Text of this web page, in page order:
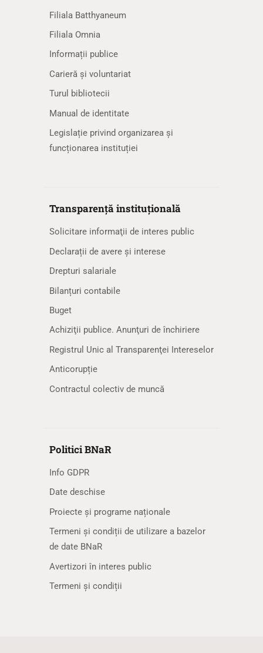
Filiala Batthyaneum
Filiala Omnia
Informații publice
Carieră și voluntariat
Turul bibliotecii
Manual de identitate
Legislație privind organizarea și
funcționarea instituției
Transparență instituțională
Solicitare informaţii de interes public
Declarații de avere și interese
Drepturi salariale
Bilanțuri contabile
Buget
Achiziţii publice. Anunţuri de închiriere
Registrul Unic al Transparenţei Intereselor
Anticorupție
Contractul colectiv de muncă
Politici BNaR
Info GDPR
Date deschise
Proiecte și programe naționale
Termeni și condiții de utilizare a bazelor
de date BNaR
Avertizori în interes public
Termeni și condiții